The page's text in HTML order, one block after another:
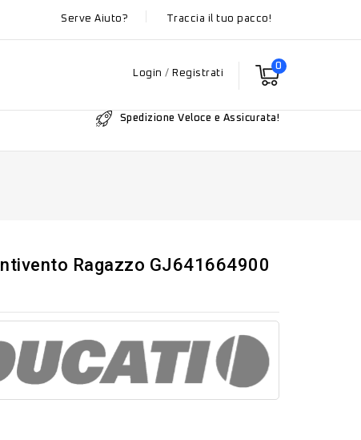
Serve Aiuto? Traccia il tuo pacco!
0
Login / Registrati
Spedizione Veloce e Assicurata!
Ragazzo GJ641664900